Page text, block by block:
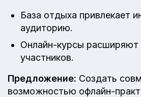
База отдыха привлекает
аудиторию.
Онлайн-курсы расширяют
участников.
Предложение: Создать
возможностью офлайн-